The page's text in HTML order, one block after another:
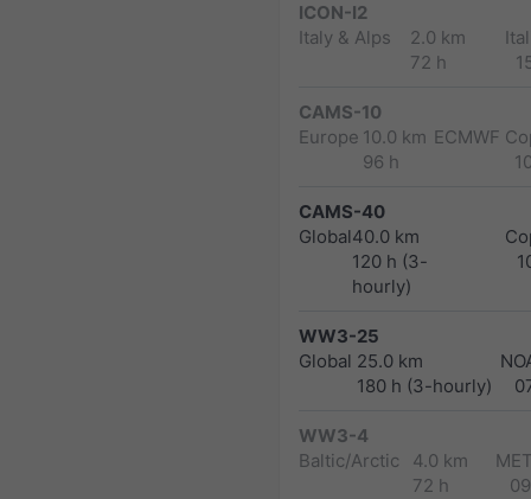
ICON-I2
Italy & Alps
2.0 km
72 h
CAMS-10
Europe 10.0 km
96 h
ECMWF
CAMS-40
Global40.0 km
120 h (3-
hourly)
WW3-25
Global 25.0 km
180 h (3-hourly)
WW3-4
Baltic/Arctic
4.0 km
72 h